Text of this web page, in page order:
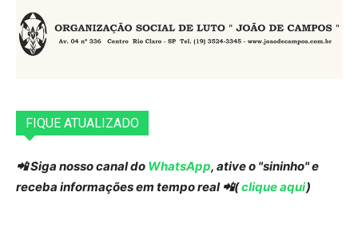
FIQUE ATUALIZADO
📲 Siga nosso canal do WhatsApp, ative o "sininho" e
receba informações em tempo real 📲(clique aqui)